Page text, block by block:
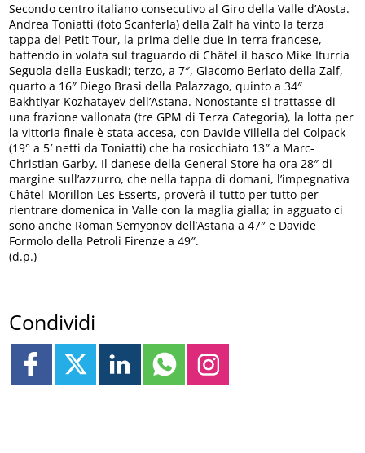
Secondo centro italiano consecutivo al Giro della Valle d’Aosta.
Andrea Toniatti (foto Scanferla) della Zalf ha vinto la terza
tappa del Petit Tour, la prima delle due in terra francese,
battendo in volata sul traguardo di Châtel il basco Mike Iturria
Seguola della Euskadi; terzo, a 7″, Giacomo Berlato della Zalf,
quarto a 16″ Diego Brasi della Palazzago, quinto a 34″
Bakhtiyar Kozhatayev dell’Astana. Nonostante si trattasse di
una frazione vallonata (tre GPM di Terza Categoria), la lotta per
la vittoria finale è stata accesa, con Davide Villella del Colpack
(19° a 5′ netti da Toniatti) che ha rosicchiato 13″ a Marc-
Christian Garby. Il danese della General Store ha ora 28″ di
margine sull’azzurro, che nella tappa di domani, l’impegnativa
Châtel-Morillon Les Esserts, proverà il tutto per tutto per
rientrare domenica in Valle con la maglia gialla; in agguato ci
sono anche Roman Semyonov dell’Astana a 47″ e Davide
Formolo della Petroli Firenze a 49″.
(d.p.)
Condividi